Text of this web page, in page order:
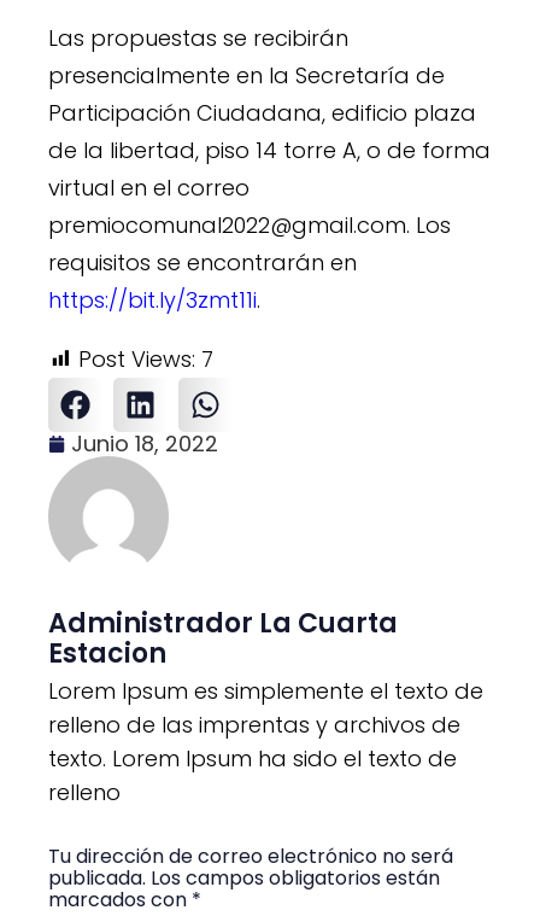
Las propuestas se recibirán
presencialmente en la Secretaría de
Participación Ciudadana, edificio plaza
de la libertad, piso 14 torre A, o de forma
virtual en el correo
premiocomunal2022@gmail.com. Los
requisitos se encontrarán en
https://bit.ly/3zmt11i.
Post Views: 7
Junio 18, 2022
Administrador La Cuarta
Estacion
Lorem Ipsum es simplemente el texto de
relleno de las imprentas y archivos de
texto. Lorem Ipsum ha sido el texto de
relleno
Tu dirección de correo electrónico no será
publicada. Los campos obligatorios están
marcados con *